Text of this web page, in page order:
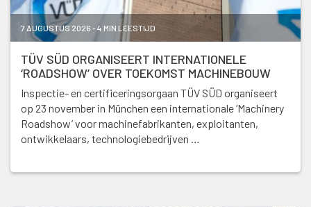
7 AUGUSTUS 2026 - 4 MIN LEESTIJD
TÜV SÜD ORGANISEERT INTERNATIONELE
‘ROADSHOW’ OVER TOEKOMST MACHINEBOUW
Inspectie- en certificeringsorgaan TÜV SÜD organiseert
op 23 november in München een internationale ‘Machinery
Roadshow’ voor machinefabrikanten, exploitanten,
ontwikkelaars, technologiebedrijven …